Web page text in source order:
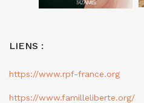
LIENS :
https://www.rpf-france.org
https://www.familleliberte.org/